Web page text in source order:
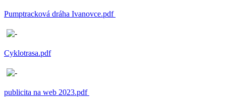
Pumptracková dráha Ivanovce.pdf
Cyklotrasa.pdf
publicita na web 2023.pdf